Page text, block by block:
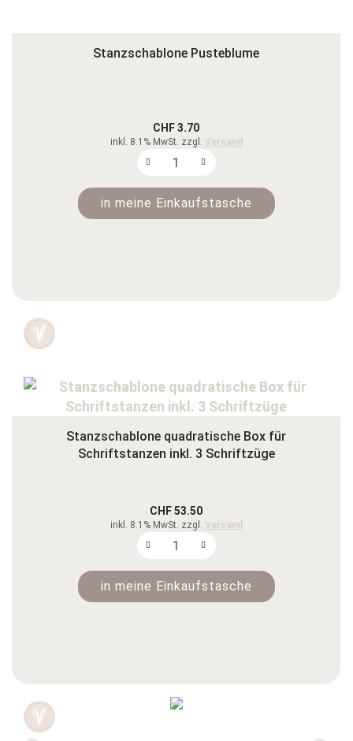
Stanzschablone Pusteblume
CHF 3.70
inkl. 8.1% MwSt. zzgl. Versand
in meine Einkaufstasche
Stanzschablone quadratische Box für
Schriftstanzen inkl. 3 Schriftzüge
CHF 53.50
inkl. 8.1% MwSt. zzgl. Versand
in meine Einkaufstasche